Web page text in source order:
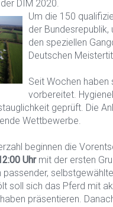
DIM 2020.
Um die 150
der
den speziellen
Deutschen
Seit Wochen
vorbereitet.
geprüft. Die
Wettbewerbe.
beginnen die
Uhrmit der ersten
soll sich das Pferd mit
präsentieren.